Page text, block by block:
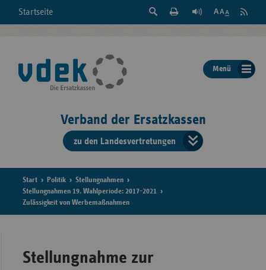
Startseite
Suche
der
Seite
Feed
Menü
Verband der Ersatzkassen
zu den Landesvertretungen
der
Start Politik
Stellungnahmen
Stellungnahmen 19. Wahlperiode: 2017-2021
Zulässigkeit von Werbemaßnahmen
Stellungnahme zur